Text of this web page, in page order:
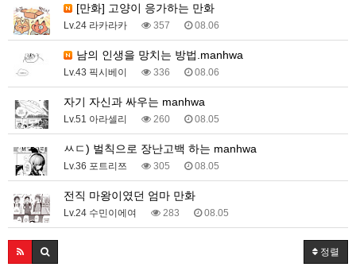
[만화] 고양이 응가하는 만화
Lv.24 라카라카 357 08.06
남의 인생을 망치는 방법.manhwa
Lv.43 픽시베이 336 08.06
자기 자신과 싸우는 manhwa
Lv.51 아라셀리 260 08.05
ㅆㄷ) 벌칙으로 장난고백 하는 manhwa
Lv.36 포트리쯔 305 08.05
전직 마왕이였던 엄마 만화
Lv.24 수민이에여 283 08.05
정렬